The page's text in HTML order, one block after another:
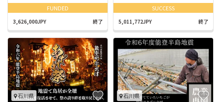
FUNDED
3,626,000JPY 終了
SUCCESS
5,011,772JPY 終了
石川県 石川県